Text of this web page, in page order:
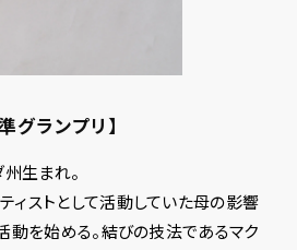
ランプリ】
生まれ。
ィストとして活動していた母の影響
動を始める。結びの技法であるマク